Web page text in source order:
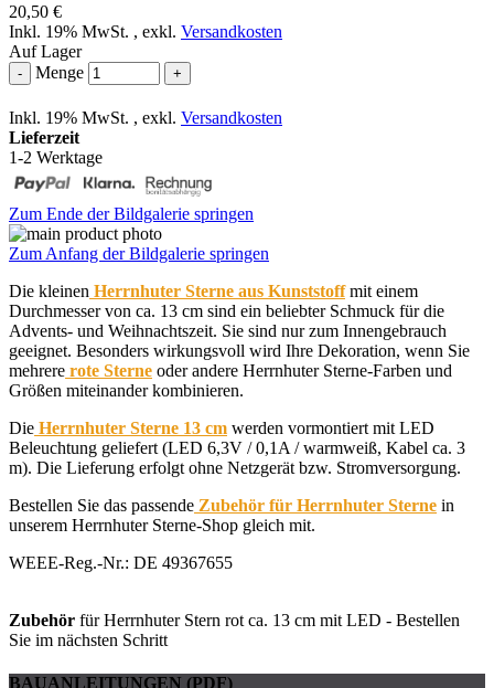
20,50 €
Inkl. 19% MwSt. , exkl. Versandkosten
Auf Lager
- Menge +
Inkl. 19% MwSt. , exkl. Versandkosten
Lieferzeit
1-2 Werktage
Zum Ende der Bildgalerie springen
Zum Anfang der Bildgalerie springen
Die kleinen Herrnhuter Sterne aus Kunststoffmit einem
Durchmesser von ca. 13 cm sind ein beliebter Schmuck für die
Advents- und Weihnachtszeit. Sie sind nur zum Innengebrauch
geeignet. Besonders wirkungsvoll wird Ihre Dekoration, wenn Sie
mehrere rote Sterne oder andere Herrnhuter Sterne-Farben und
Größen miteinander kombinieren.
Die Herrnhuter Sterne 13 cm werden vormontiert mit LED
Beleuchtung geliefert (LED 6,3V / 0,1A / warmweiß, Kabel ca. 3
m). Die Lieferung erfolgt ohne Netzgerät bzw. Stromversorgung.
Bestellen Sie das passende Zubehör für Herrnhuter Sterne in
unserem Herrnhuter Sterne-Shop gleich mit.
WEEE-Reg.-Nr.: DE 49367655
Zubehör für Herrnhuter Stern rot ca. 13 cm mit LED - Bestellen
Sie im nächsten Schritt
BAUANLEITUNGEN (PDF)